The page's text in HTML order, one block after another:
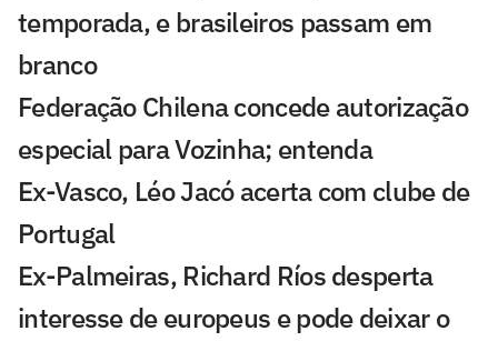
temporada, e brasileiros passam em
branco
Federação Chilena concede autorização
especial para Vozinha; entenda
Ex-Vasco, Léo Jacó acerta com clube de
Portugal
Ex-Palmeiras, Richard Ríos desperta
interesse de europeus e pode deixar o